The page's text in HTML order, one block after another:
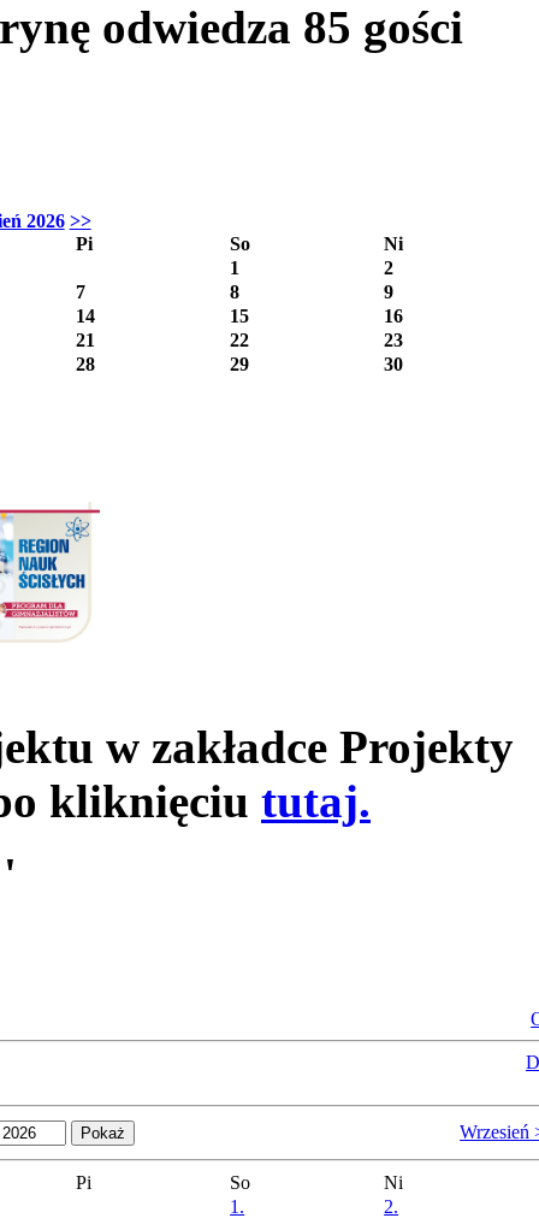
odwiedza 85 gości
2026 >>
Pi
So
Ni
1
2
7
8
9
14
15
16
21
22
23
28
29 30
w zakładce Projekty
kliknięciu tutaj.
'
Wrzesień
Pi So
Ni
1.
2.